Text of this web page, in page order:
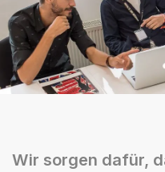
Wir sorgen dafür,